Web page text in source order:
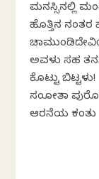
ಮನಸ್ಸಿನಲ್ಲಿ
ಹೊತ್ತಿನ
ಅವಳು ಸಹ
ಕೊಟ್ಟು ಬಿಟ್ಟಳು!
ಸಂಜೋತಾ
ಆರನೆಯ ಕಂತು